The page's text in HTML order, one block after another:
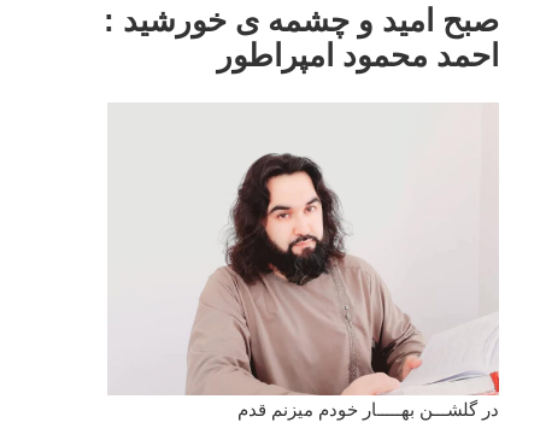
صبح امید و چشمه ی خورشید :
احمد محمود امپراطور
در گلشـــن بهـــــار خودم میزنم قدم